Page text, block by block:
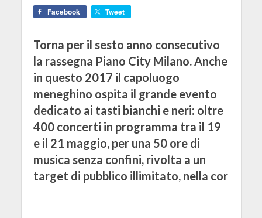
Facebook Tweet
Torna per il sesto anno consecutivo
la rassegna Piano City Milano. Anche
in questo 2017 il capoluogo
meneghino ospita il grande evento
dedicato ai tasti bianchi e neri: oltre
400 concerti in programma tra il 19
e il 21 maggio, per una 50 ore di
musica senza confini, rivolta a un
target di pubblico illimitato, nella cor